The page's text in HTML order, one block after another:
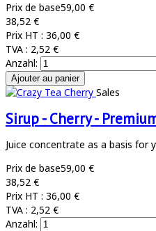
Prix de base59,00 €
38,52 €
Prix HT : 36,00 €
TVA : 2,52 €
Anzahl:
Sales
Sirup - Cherry -
Juice concentrate as a basis for
Prix de base59,00 €
38,52 €
Prix HT : 36,00 €
TVA : 2,52 €
Anzahl: